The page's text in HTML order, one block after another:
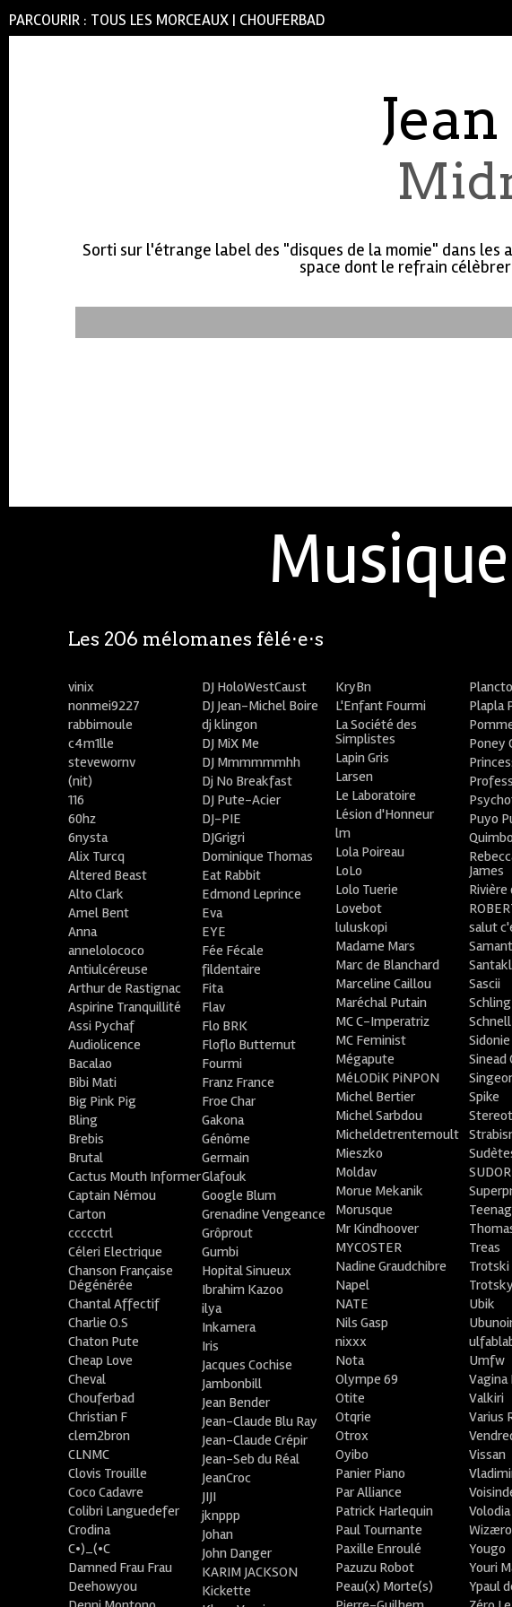
PARCOURIR : TOUS LES MORCEAUX | CHOUFERBAD
Sorti sur l'étrange label des "disques de la momie" dans
space dont le refrain
Les 206 mélomanes fêlé⋅e⋅s
vinix
nonmei9227
rabbimoule
c4m1lle
stevewornv
(nit)
116
60hz
6nysta
Alix Turcq
Altered Beast
Alto Clark
Amel Bent
Anna
annelolococo
Antiulcéreuse
Arthur de Rastignac
Aspirine Tranquillité
Assi Pychaf
Audiolicence
Bacalao
Bibi Mati
Big Pink Pig
Bling
Brebis
Brutal
Cactus Mouth Informer
Captain Némou
Carton
ccccctrl
Céleri Electrique
Chanson Française
Dégénérée
Chantal Affectif
Charlie O.S
Chaton Pute
Cheap Love
Cheval
Chouferbad
Christian F
clem2bron
CLNMC
Clovis Trouille
Coco Cadavre
Colibri Languedefer
Crodina
C•)_(•C
Damned Frau Frau
Deehowyou
DJ HoloWestCaust
DJ Jean-Michel Boire
dj klingon
DJ MiX Me
DJ Mmmmmmhh
Dj No Breakfast
DJ Pute-Acier
DJ-PIE
DJGrigri
Dominique Thomas
Eat Rabbit
Edmond Leprince
Eva
EYE
Fée Fécale
fildentaire
Fita
Flav
Flo BRK
Floflo Butternut
Fourmi
Franz France
Froe Char
Gakona
Génôme
Germain
Glafouk
Google Blum
Grenadine Vengeance
Grôprout
Gumbi
Hopital Sinueux
Ibrahim Kazoo
ilya
Inkamera
Iris
Jacques Cochise
Jambonbill
Jean Bender
Jean-Claude Blu Ray
Jean-Claude Crépir
Jean-Seb du Réal
JeanCroc
JIJI
jknppp
Johan
John Danger
KARIM JACKSON
Kickette
KryBn
L'Enfant Fourmi
La Société des
Simplistes
Lapin Gris
Larsen
Le Laboratoire
Lésion d'Honneur
lm
Lola Poireau
LoLo
Lolo Tuerie
Lovebot
luluskopi
Madame Mars
Marc de Blanchard
Marceline Caillou
Maréchal Putain
MC C-Imperatriz
MC Feminist
Mégapute
MéLODiK PiNPON
Michel Bertier
Michel Sarbdou
Micheldetrentemoult
Mieszko
Moldav
Morue Mekanik
Morusque
Mr Kindhoover
MYCOSTER
Nadine Graudchibre
Napel
NATE
Nils Gasp
nixxx
Nota
Olympe 69
Otite
Otqrie
Otrox
Oyibo
Panier Piano
Par Alliance
Patrick Harlequin
Paul Tournante
Paxille Enroulé
Pazuzu Robot
Peau(x) Morte(s)
Plapla
Poney
Puyo
James
salut
Sascii
Schling
Sinead
Spike
Treas
Ubik
Umfw
Valkiri
Varius
Vissan
Yougo
Youri
Ypaul